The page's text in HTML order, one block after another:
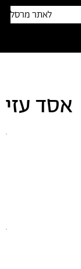
לאתר מרסל
אסד עזי